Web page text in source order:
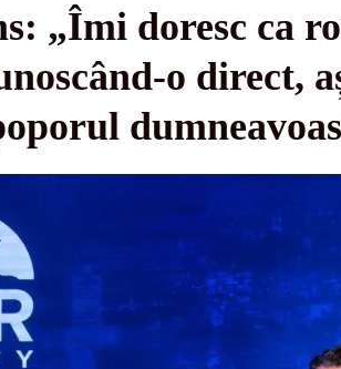
„Îmi doresc ca
o direct,